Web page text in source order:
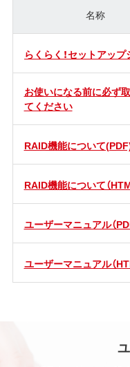
名称
らくらく！セットアップ
お使いになる前に必ず
てください
RAID機能について
RAID機能について（
ユーザーマニュアル（
ユーザーマニュアル（